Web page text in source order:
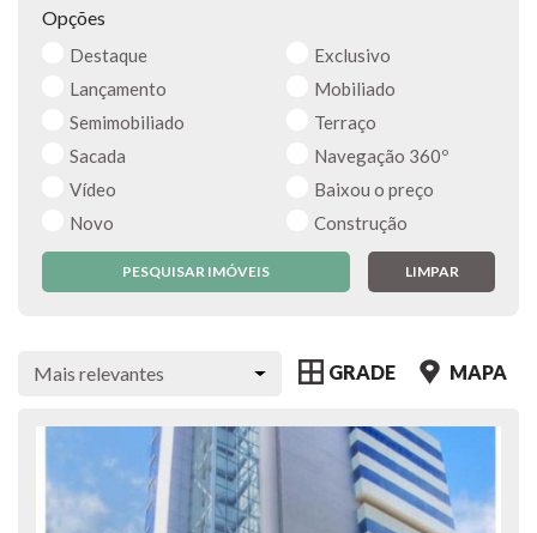
Opções
Destaque
Exclusivo
Lançamento
Mobiliado
Semimobiliado
Terraço
Sacada
Navegação 360º
Vídeo
Baixou o preço
Novo
Construção
PESQUISAR IMÓVEIS LIMPAR
Mais relevantes GRADE MAPA